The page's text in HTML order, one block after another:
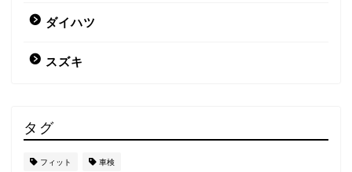
ダイハツ
スズキ
タグ
フィット 車検